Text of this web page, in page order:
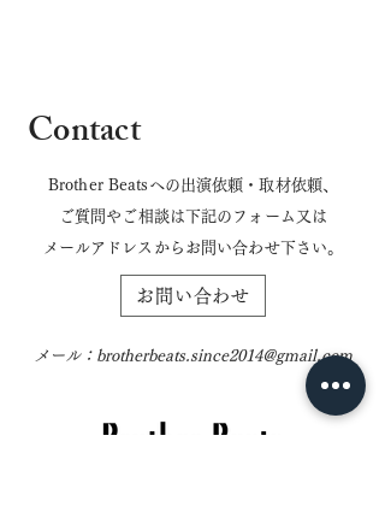
Contact
Brother Beatsへの出演依頼・取材依頼、
ご質問やご相談は下記のフォーム又は
​メールアドレスからお問い合わせ下さい。
お問い合わせ
メール： brotherbeats.since2014@gmail.com